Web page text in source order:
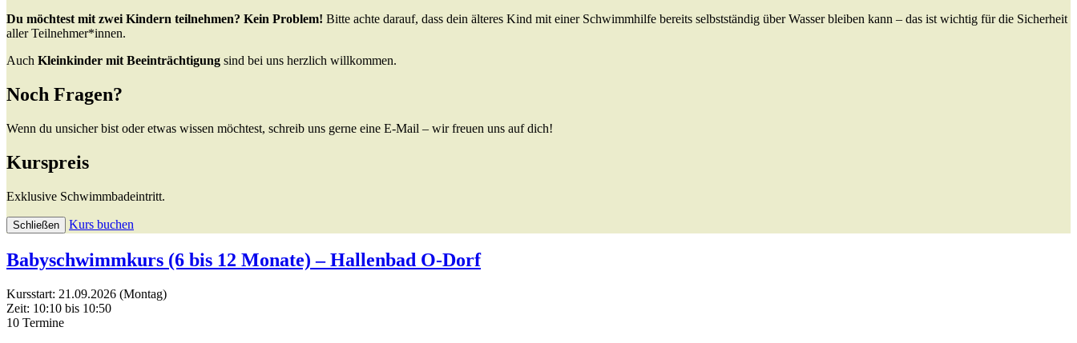
Du möchtest mit zwei Kindern teilnehmen? Kein Problem! Bitte achte darauf, dass dein älteres Kind mit einer Schwimmhilfe bereits selbstständig über Wasser bleiben kann – das ist wichtig für die Sicherheit
aller Teilnehmer*innen.
Auch Kleinkinder mit Beeinträchtigung sind bei uns herzlich willkommen.
Noch Fragen?
Wenn du unsicher bist oder etwas wissen möchtest, schreib uns gerne eine E-Mail – wir freuen uns auf dich!
Kurspreis
Exklusive Schwimmbadeintritt.
Schließen Kurs buchen
Babyschwimmkurs (6 bis 12 Monate) – Hallenbad O-Dorf
Kursstart: 21.09.2026 (Montag)
Zeit: 10:10 bis 10:50
10 Termine